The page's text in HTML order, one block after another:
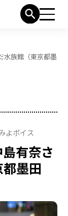
水族館（東京都墨
よボイス
有奈さ
墨田